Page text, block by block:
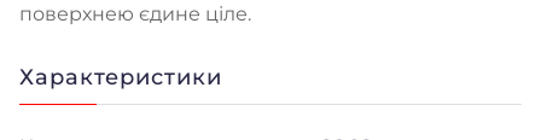
поверхнею єдине ціле.
Характеристики